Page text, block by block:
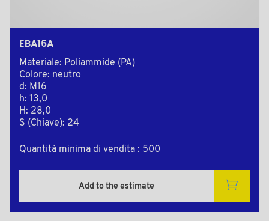
EBA16A
Materiale: Poliammide (PA)
Colore: neutro
d: M16
h: 13,0
H: 28,0
S (Chiave): 24
Quantità minima di vendita : 500
Add to the estimate